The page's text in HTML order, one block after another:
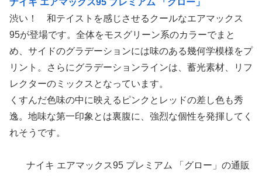
渋い！ 和テイストを感じさせるクールなエアマックス
95が登場です。全体をモスグリーン系のカラーでまと
め、サイドのグラデーションには味のある幾何学模様をプ
リント。さらにグラデーションラインは、蓄光素材、リフ
レクターのミックスとなっています。
くすんだ色味の中に映えるピンクとレッドの差し色も秀
逸。地味な第一印象とは裏腹に、強烈な個性を発揮してく
れそうです。
ナイキ エアマックス95 プレミアム 「グロー」の通販